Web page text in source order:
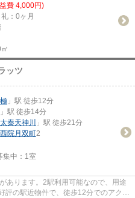
費 4,000円)
：0ヶ月
ッツ
」駅 徒歩12分
」駅 徒歩14分
太秦天神川
」駅 徒歩21分
西院月双町2
中： 1室
あります。2駅利用可能なので、用途
評の駅近物件で、徒歩12分でのアクセ